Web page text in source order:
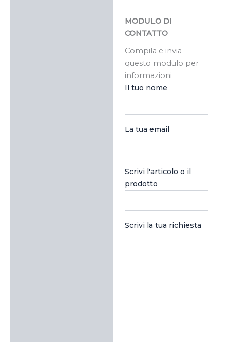
MODULO DI
CONTATTO
Compila e invia
questo modulo per
informazioni
Il tuo nome
La tua email
Scrivi l'articolo o il
prodotto
Scrivi la tua richiesta